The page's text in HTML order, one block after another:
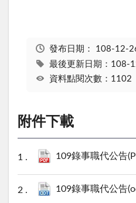
發布日期： 108-12-
最後更新日期：108-
資料點閱次數：1102
附件下載
109錄事職代公告
109錄事職代公告